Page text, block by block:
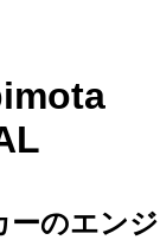
ーのエンジ